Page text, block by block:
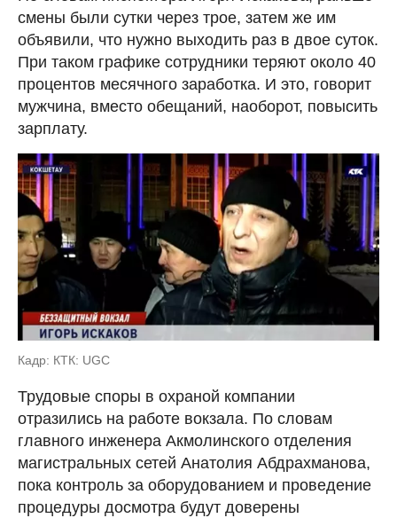
смены были сутки через трое, затем же им
объявили, что нужно выходить раз в двое суток.
При таком графике сотрудники теряют около 40
процентов месячного заработка. И это, говорит
мужчина, вместо обещаний, наоборот, повысить
зарплату.
Кадр: КТК: UGC
Трудовые споры в охраной компании
отразились на работе вокзала. По словам
главного инженера Акмолинского отделения
магистральных сетей Анатолия Абдрахманова,
пока контроль за оборудованием и проведение
процедуры досмотра будут доверены